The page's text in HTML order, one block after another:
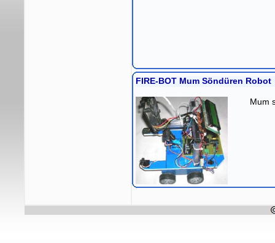
FIRE-BOT Mum Söndüren Robot
Mum